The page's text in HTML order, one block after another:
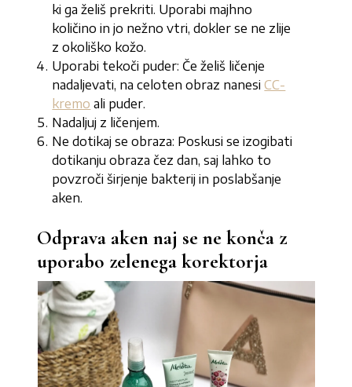
ki ga želiš prekriti. Uporabi majhno
količino in jo nežno vtri, dokler se ne zlije
z okoliško kožo.
Uporabi tekoči puder: Če želiš ličenje
nadaljevati, na celoten obraz nanesiCC-
kremo ali puder.
Nadaljuj z ličenjem.
Ne dotikaj se obraza: Poskusi se izogibati
dotikanju obraza čez dan, saj lahko to
povzroči širjenje bakterij in poslabšanje
aken.
Odprava aken naj se ne konča z
uporabo zelenega korektorja